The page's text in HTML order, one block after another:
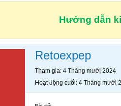
Hướng dẫn
Retoexpep
Tham gia 4 Tháng mười 2024
Hoạt động cuối 4 Tháng mười